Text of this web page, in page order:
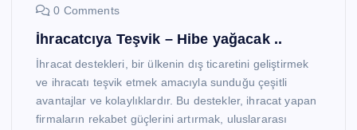
0 Comments
İhracatcıya Teşvik – Hibe yağacak ..
İhracat destekleri, bir ülkenin dış ticaretini geliştirmek
ve ihracatı teşvik etmek amacıyla sunduğu çeşitli
avantajlar ve kolaylıklardır. Bu destekler, ihracat yapan
firmaların rekabet güçlerini artırmak, uluslararası